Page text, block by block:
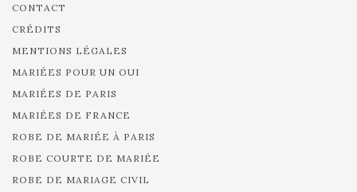
CONTACT
CRÉDITS
MENTIONS LÉGALES
MARIÉES POUR UN OUI
MARIÉES DE PARIS
MARIÉES DE FRANCE
ROBE DE MARIÉE À PARIS
ROBE COURTE DE MARIÉE
ROBE DE MARIAGE CIVIL